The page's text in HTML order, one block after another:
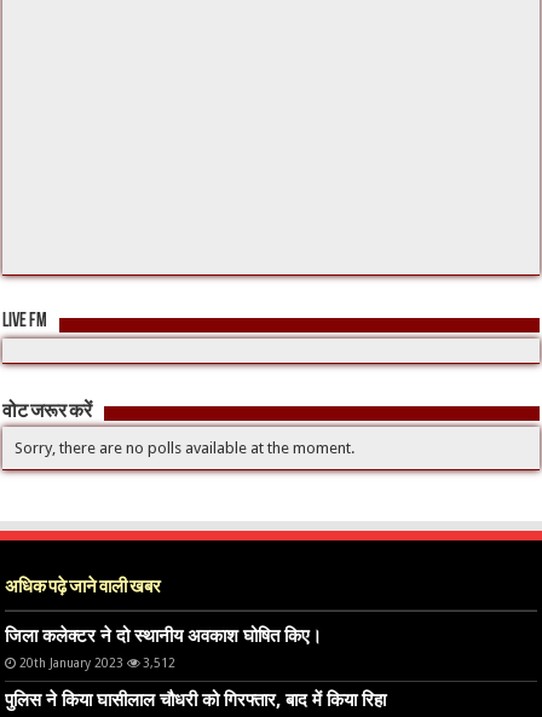
LIVE FM
वोट जरूर करें
Sorry, there are no polls available at the moment.
अधिक पढ़े जाने वाली खबर
जिला कलेक्टर ने दो स्थानीय अवकाश घोषित किए।
20th January 2023 3,512
पुलिस ने किया घासीलाल चौधरी को गिरफ्तार, बाद में किया रिहा